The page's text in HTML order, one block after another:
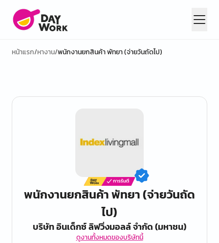
หน้าแรก/หางาน/พนักงานยกสินค้า พัทยา (จ่ายวันถัดไป)
พนักงานยกสินค้า พัทยา (จ่ายวันถัด
ไป)
บริษัท อินเด็กซ์ ลิฟวิ่งมอลล์ จำกัด (มหาชน)
ดูงานทั้งหมดของบริษัทนี้